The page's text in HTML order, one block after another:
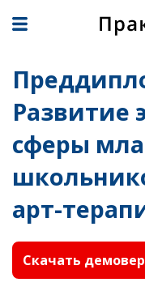
Развитие
сферы
арт-
Скачать